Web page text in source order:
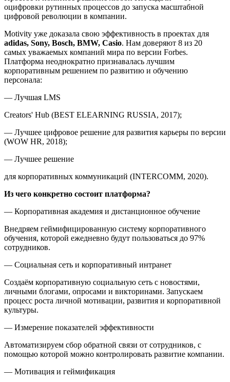
оцифровки рутинных процессов до запуска масштабной
цифровой революции в компании.
Motivity уже доказала свою эффективность в проектах для
adidas, Sony, Bosch, BMW, Casio. Нам доверяют 8 из 20
самых уважаемых компаний мира по версии Forbes.
Платформа неоднократно признавалась лучшим
корпоративным решением по развитию и обучению
персонала:
— Лучшая LMS
Creators' Hub (BEST ELEARNING RUSSIA, 2017);
— Лучшее цифровое решение для развития карьеры по версии
(WOW HR, 2018);
— Лучшее решение
для корпоративных коммуникаций (INTERCOMM, 2020).
Из чего конкретно состоит платформа?
— Корпоративная академия и дистанционное обучение
Внедряем геймифицированную систему корпоративного
обучения, которой ежедневно будут пользоваться до 97%
сотрудников.
— Социальная сеть и корпоративный интранет
Создаём корпоративную социальную сеть с новостями,
личными блогами, опросами и викторинами. Запускаем
процесс роста личной мотивации, развития и корпоративной
культуры.
— Измерение показателей эффективности
Автоматизируем сбор обратной связи от сотрудников, с
помощью которой можно контролировать развитие компании.
— Мотивация и геймификация